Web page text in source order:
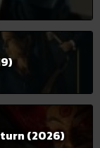
(2026)